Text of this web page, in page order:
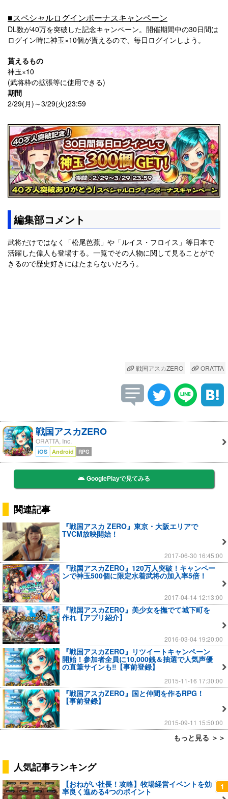
■スペシャルログインボーナスキャンペーン
DL数が40万を突破した記念キャンペーン。開催期間中の30日間は
ログイン時に神玉×10個が貰えるので、毎日ログインしよう。
貰えるもの
神玉×10
(武将枠の拡張等に使用できる)
期間
2/29(月)～3/29(火)23:59
編集部コメント
武将だけではなく「松尾芭蕉」や「ルイス・フロイス」等日本で
活躍した偉人も登場する。一覧でその人物に関して見ることがで
きるので歴史好きにはたまらないだろう。
戦国アスカZERO ORATTA
戦国アスカZERO
ORATTA, Inc.
iOS Android RPG
GooglePlayで見てみる
関連記事
『戦国アスカ ZERO』東京・大阪エリアで
TVCM放映開始！
2017-06-30 16:45:00
『戦国アスカZERO』120万人突破！キャンペー
ンで神玉500個に限定水着武将の加入率5倍！
2017-04-14 12:13:00
『戦国アスカZERO』美少女を撫でて城下町を
作れ【アプリ紹介】
2016-03-04 19:20:00
『戦国アスカZERO』リツイートキャンペーン
開始！参加者全員に10,000銭＆抽選で人気声優
の直筆サインも‼【事前登録】
2015-11-16 17:30:00
『戦国アスカZERO』国と仲間を作るRPG！
【事前登録】
2015-09-11 15:50:00
もっと見る ＞＞
人気記事ランキング
1
【おねがい社長！攻略】牧場経営イベントを効
率良く進める4つのポイント